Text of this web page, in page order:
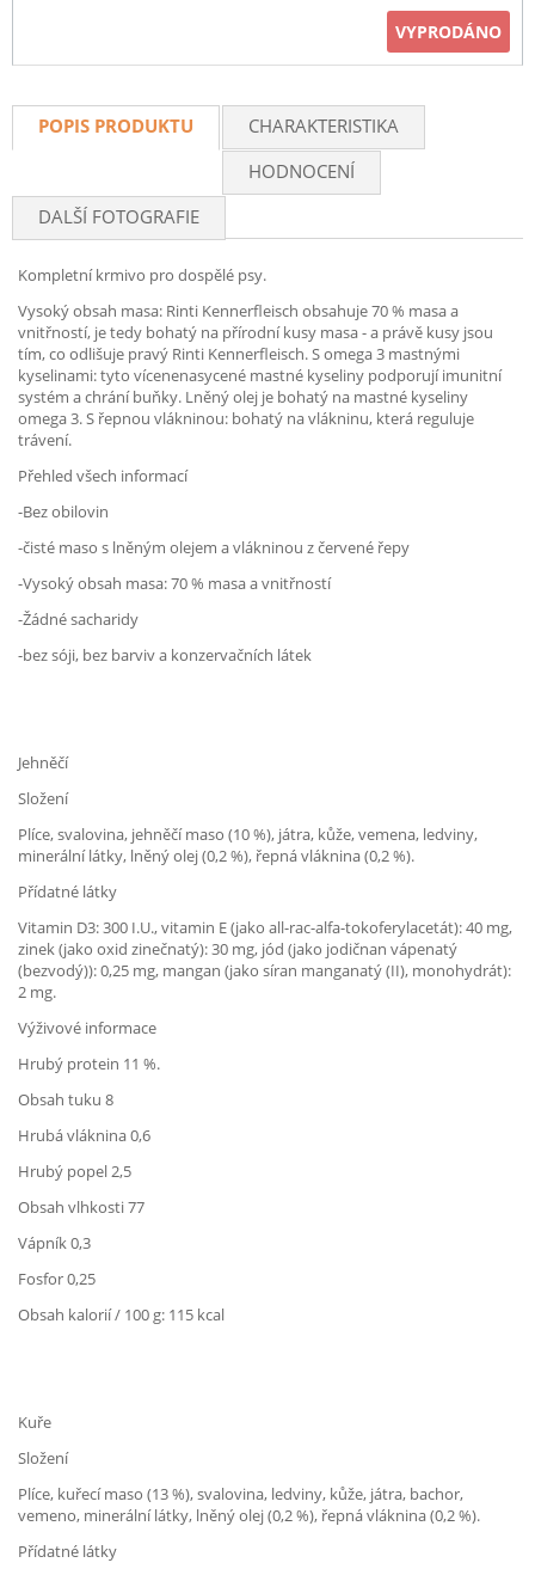
VYPRODÁNO
POPIS PRODUKTU
CHARAKTERISTIKA
HODNOCENÍ
DALŠÍ FOTOGRAFIE
Kompletní krmivo pro dospělé psy.
Vysoký obsah masa: Rinti Kennerfleisch obsahuje 70 % masa a
vnitřností, je tedy bohatý na přírodní kusy masa - a právě kusy jsou
tím, co odlišuje pravý Rinti Kennerfleisch. S omega 3 mastnými
kyselinami: tyto vícenenasycené mastné kyseliny podporují imunitní
systém a chrání buňky. Lněný olej je bohatý na mastné kyseliny
omega 3. S řepnou vlákninou: bohatý na vlákninu, která reguluje
trávení.
Přehled všech informací
-Bez obilovin
-čisté maso s lněným olejem a vlákninou z červené řepy
-Vysoký obsah masa: 70 % masa a vnitřností
-Žádné sacharidy
-bez sóji, bez barviv a konzervačních látek
Jehněčí
Složení
Plíce, svalovina, jehněčí maso (10 %), játra, kůže, vemena, ledviny,
minerální látky, lněný olej (0,2 %), řepná vláknina (0,2 %).
Přídatné látky
Vitamin D3: 300 I.U., vitamin E (jako all-rac-alfa-tokoferylacetát): 40 mg,
zinek (jako oxid zinečnatý): 30 mg, jód (jako jodičnan vápenatý
(bezvodý)): 0,25 mg, mangan (jako síran manganatý (II), monohydrát):
2 mg.
Výživové informace
Hrubý protein 11 %.
Obsah tuku 8
Hrubá vláknina 0,6
Hrubý popel 2,5
Obsah vlhkosti 77
Vápník 0,3
Fosfor 0,25
Obsah kalorií / 100 g: 115 kcal
Kuře
Složení
Plíce, kuřecí maso (13 %), svalovina, ledviny, kůže, játra, bachor,
vemeno, minerální látky, lněný olej (0,2 %), řepná vláknina (0,2 %).
Přídatné látky